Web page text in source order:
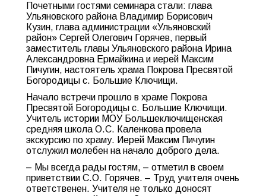
Почетными гостями семинара стали: глава
Ульяновского района Владимир Борисович
Кузин, глава администрации «Ульяновский
район» Сергей Олегович Горячев, первый
заместитель главы Ульяновского района Ирина
Александровна Ермайкина и иерей Максим
Пичугин, настоятель храма Покрова Пресвятой
Богородицы с. Большие Ключищи.
Начало встречи прошло в храме Покрова
Пресвятой Богородицы с. Большие Ключищи.
Учитель истории МОУ Большеключищенская
средняя школа О.С. Каленкова провела
экскурсию по храму. Иерей Максим Пичугин
отслужил молебен на начало доброго дела.
– Мы всегда рады гостям, – отметил в своем
приветствии С.О. Горячев. – Труд учителя очень
ответственен. Учителя не только доносят